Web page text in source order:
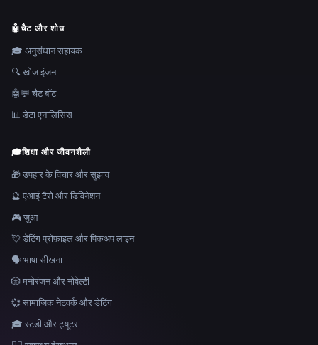
🤖चैट और शोध
🎓 अनुसंधान सहायक
🔍 खोज इंजन
🤖💬 चैट बॉट
📊 डेटा एनालिसिस
🎓शिक्षा और जीवनशैली
🎁 उपहार के विचार और सुझाव
🔮 एआई टैरो और डिविनेशन
🎮 जुआ
💘 डेटिंग प्रोफ़ाइल और पिकअप लाइन
🗣️ भाषा सीखना
🎲 मनोरंजन और नोवेल्टी
💞 सामाजिक नेटवर्क और डेटिंग
🎓 स्टडी और ट्यूटर